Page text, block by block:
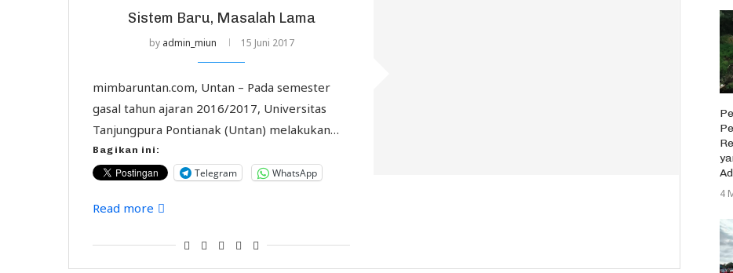
Sistem Baru, Masalah Lama
by admin_miun 15 Juni 2017
mimbaruntan.com, Untan – Pada semester
gasal tahun ajaran 2016/2017, Universitas
Tanjungpura Pontianak (Untan) melakukan…
Bagikan ini:
Telegram WhatsApp
Read more
4